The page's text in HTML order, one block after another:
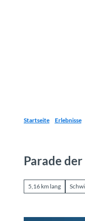
Startseite Erlebnisse
Parade
5,16 km lang